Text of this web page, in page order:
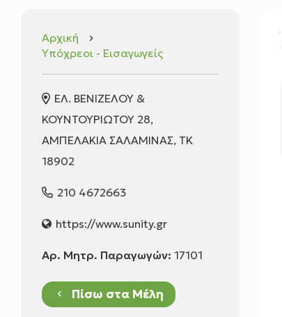
Αρχική keyboard_arrow_right
Υπόχρεοι - Εισαγωγείς
ΕΛ. ΒΕΝΙΖΕΛΟΥ &
ΚΟΥΝΤΟΥΡΙΩΤΟΥ 28,
ΑΜΠΕΛΑΚΙΑ ΣΑΛΑΜΙΝΑΣ, ΤΚ
18902
210 4672663
https://www.sunity.gr
Αρ. Μητρ. Παραγωγών: 17101
keyboard_arrow_left Πίσω στα Μέλη